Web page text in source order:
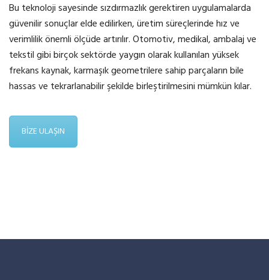
Bu teknoloji sayesinde sızdırmazlık gerektiren uygulamalarda
güvenilir sonuçlar elde edilirken, üretim süreçlerinde hız ve
verimlilik önemli ölçüde artırılır. Otomotiv, medikal, ambalaj ve
tekstil gibi birçok sektörde yaygın olarak kullanılan yüksek
frekans kaynak, karmaşık geometrilere sahip parçaların bile
hassas ve tekrarlanabilir şekilde birleştirilmesini mümkün kılar.
BİZE ULAŞIN